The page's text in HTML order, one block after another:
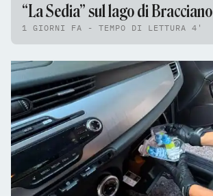
“La Sedia” sul lago di Bracciano
1 GIORNI FA - TEMPO DI LETTURA 4'